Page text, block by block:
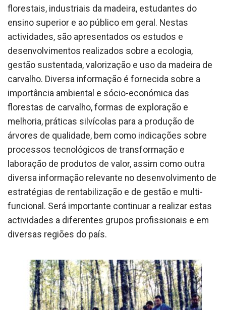
florestais, industriais da madeira, estudantes do
ensino superior e ao público em geral. Nestas
actividades, são apresentados os estudos e
desenvolvimentos realizados sobre a ecologia,
gestão sustentada, valorização e uso da madeira de
carvalho. Diversa informação é fornecida sobre a
importância ambiental e sócio-económica das
florestas de carvalho, formas de exploração e
melhoria, práticas silvícolas para a produção de
árvores de qualidade, bem como indicações sobre
processos tecnológicos de transformação e
laboração de produtos de valor, assim como outra
diversa informação relevante no desenvolvimento de
estratégias de rentabilização e de gestão e multi-
funcional. Será importante continuar a realizar estas
actividades a diferentes grupos profissionais e em
diversas regiões do país.